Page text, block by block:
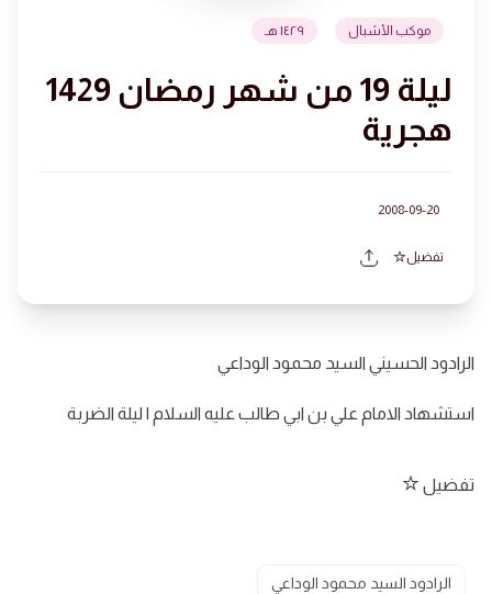
موكب الأشبال ١٤٢٩ هـ
ليلة 19 من شهر رمضان 1429
هجرية
2008-09-20
تفضيل
الرادود الحسيني السيد محمود الوداعي
استشهاد الامام علي بن ابي طالب عليه السلام | ليلة الضربة
تفضيل
الرادود السيد محمود الوداعي